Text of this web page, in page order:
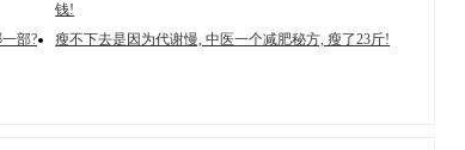
钱!
部?
瘦不下去是因为代谢慢, 中医一个减肥秘方, 瘦了23斤!